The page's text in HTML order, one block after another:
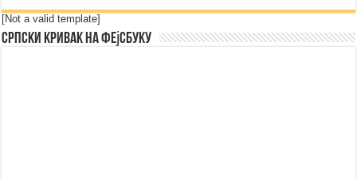
[Not a valid template]
Српски Кривак на Фејсбуку